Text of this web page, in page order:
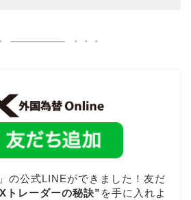
の公式LINEができました！友だ
トレーダーの秘訣” を手に入れよ